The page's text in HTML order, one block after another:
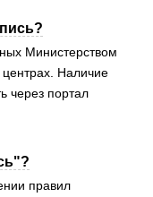
Министерством
Наличие
через портал
правил